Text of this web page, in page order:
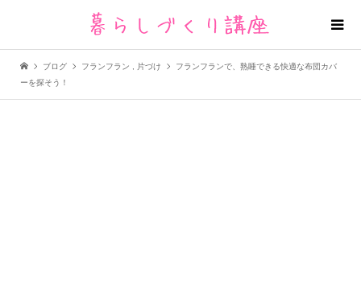
ブログ フランフラン 片づけ
フランフランで、熟睡できる快適な布団カバ
ーを探そう！